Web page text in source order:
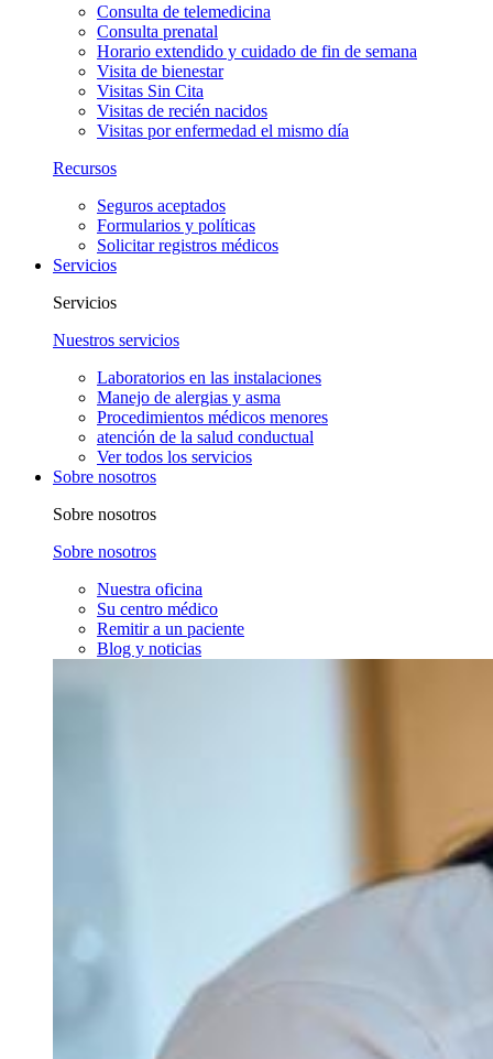
Consulta de telemedicina
Consulta prenatal
Horario extendido y cuidado de fin de semana
Visita de bienestar
Visitas Sin Cita
Visitas de recién nacidos
Visitas por enfermedad el mismo día
Recursos
Seguros aceptados
Formularios y políticas
Solicitar registros médicos
Servicios
Servicios
Nuestros servicios
Laboratorios en las instalaciones
Manejo de alergias y asma
Procedimientos médicos menores
atención de la salud conductual
Ver todos los servicios
Sobre nosotros
Sobre nosotros
Sobre nosotros
Nuestra oficina
Su centro médico
Remitir a un paciente
Blog y noticias